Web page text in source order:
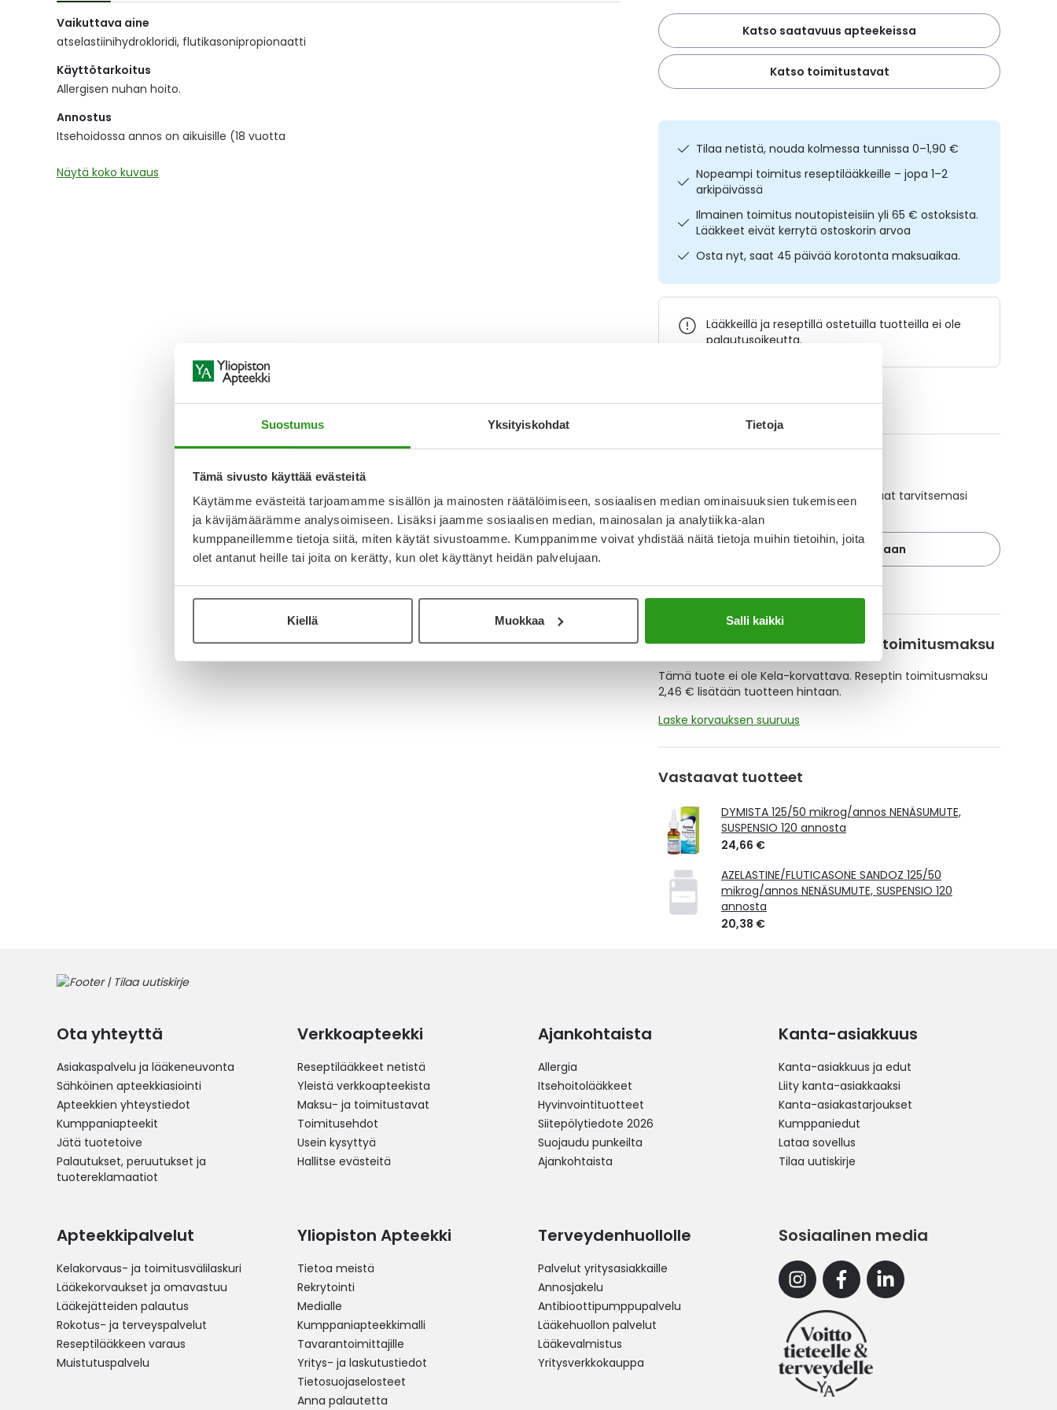
Suostumus Yksityiskohdat Tietoja
Tämä sivusto käyttää evästeitä
Käytämme evästeitä tarjoamamme sisällön ja mainosten räätälöimiseen, sosiaalisen median ominaisuuksien tukemiseen
ja kävijämäärämme analysoimiseen. Lisäksi jaamme sosiaalisen median, mainosalan ja analytiikka-alan
kumppaneillemme tietoja siitä, miten käytät sivustoamme. Kumppanimme voivat yhdistää näitä tietoja muihin tietoihin, joita
olet antanut heille tai joita on kerätty, kun olet käyttänyt heidän palvelujaan.
Kiellä Muokkaa Salli kaikki
the
images
Vaikuttava aine
atselastiinihydrokloridi, flutikasonipropionaatti
Käyttötarkoitus
Allergisen nuhan hoito.
Annostus
Itsehoidossa annos on aikuisille (18 vuotta
Näytä koko kuvaus
Katso saatavuus apteekeissa
Katso toimitustavat
Tilaa netistä, nouda kolmessa tunnissa 0–1,90 €
Nopeampi toimitus reseptilääkkeille – jopa 1–2
arkipäivässä
Ilmainen toimitus noutopisteisiin yli 65 € ostoksista.
Lääkkeet eivät kerrytä ostoskorin arvoa
Osta nyt, saat 45 päivää korotonta maksuaikaa.
Lääkkeillä ja reseptillä ostetuilla tuotteilla ei ole
palautusoikeutta.
Katso kaikki Duonasa-tuotteet
Muistuttajan avulla pidät huolen, että tilaat tarvitsemasi
tuotteet ajoissa, eivätkä ne lopu kesken.
Lisää tuote muistuttajaan
Lue lisää muistuttajasta
Kela-korvattavuus ja reseptin toimitusmaksu
Tämä tuote ei ole Kela-korvattava. Reseptin toimitusmaksu
2,46 € lisätään tuotteen hintaan.
Laske korvauksen suuruus
Vastaavat tuotteet
DYMISTA 125/50 mikrog/annos NENÄSUMUTE,
SUSPENSIO 120 annosta
24,66 €
AZELASTINE/FLUTICASONE SANDOZ 125/50
mikrog/annos NENÄSUMUTE, SUSPENSIO 120
annosta
20,38 €
Ota yhteyttä
Asiakaspalvelu ja lääkeneuvonta
Sähköinen apteekkiasiointi
Apteekkien yhteystiedot
Kumppaniapteekit
Jätä tuotetoive
Palautukset, peruutukset ja
tuotereklamaatiot
Verkkoapteekki
Reseptilääkkeet netistä
Yleistä verkkoapteekista
Maksu- ja toimitustavat
Toimitusehdot
Usein kysyttyä
Hallitse evästeitä
Ajankohtaista
Allergia
Itsehoitolääkkeet
Hyvinvointituotteet
Siitepölytiedote 2026
Suojaudu punkeilta
Ajankohtaista
Kanta-asiakkuus
Kanta-asiakkuus ja edut
Liity kanta-asiakkaaksi
Kanta-asiakastarjoukset
Kumppaniedut
Lataa sovellus
Tilaa uutiskirje
Apteekkipalvelut
Kelakorvaus- ja toimitusvälilaskuri
Lääkekorvaukset ja omavastuu
Lääkejätteiden palautus
Rokotus- ja terveyspalvelut
Reseptilääkkeen varaus
Muistutuspalvelu
Yliopiston Apteekki
Tietoa meistä
Rekrytointi
Medialle
Kumppaniapteekkimalli
Tavarantoimittajille
Yritys- ja laskutustiedot
Tietosuojaselosteet
Anna palautetta
Terveydenhuollolle
Palvelut yritysasiakkaille
Annosjakelu
Antibioottipumppupalvelu
Lääkehuollon palvelut
Lääkevalmistus
Yritysverkkokauppa
Sosiaalinen media
InstagramFacebookLinkedin